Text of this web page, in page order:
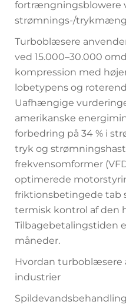
fortrængningsblowere
strømnings-/
Turboblæsere
ved 15.000–30.000
kompression med
lobetypens og
Uafhængige
amerikanske
forbedring på 34 % i
tryk og
frekvensomformer
optimerede
friktionsbetingede tab
termisk kontrol af den
Tilbagebetalingstiden
måneder.
Hvordan turboblæsere
industrier
Spildevandsbehandling